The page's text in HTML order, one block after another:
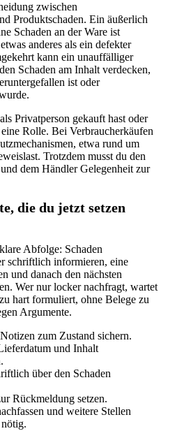
zwischen
Produktschaden. Ein äußerlich
Schaden an der Ware ist
anderes als ein defekter
kann ein unauffälliger
Schaden am Inhalt verdecken,
ist oder
Privatperson gekauft hast oder
Rolle. Bei Verbraucherkäufen
etwa rund um
Trotzdem musst du den
dem Händler Gelegenheit zur
die du jetzt setzen
Abfolge: Schaden
schriftlich informieren, eine
und danach den nächsten
Wer nur locker nachfragt, wartet
hart formuliert, ohne Belege zu
Argumente.
zum Zustand sichern.
und Inhalt
über den Schaden
Rückmeldung setzen.
und weitere Stellen